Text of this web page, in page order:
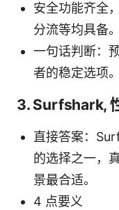
安全功能齐全
分流等均具备。
一句话判断：
者的稳定选项。
3. Surfshark,
直接答案：
的选择之一，
景最合适。
4 点要义